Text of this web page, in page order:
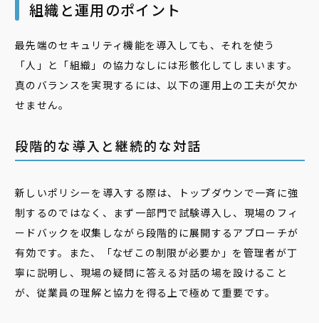
組織と運用のポイント
最先端のセキュリティ機能を導入しても、それを使う
「人」と「組織」の協力なしには形骸化してしまいます。
真のバランスを実現するには、以下の運用上の工夫が欠か
せません。
段階的な導入と継続的な対話
新しいポリシーを導入する際は、トップダウンで一斉に強
制するのではなく、まず一部門で試験導入し、現場のフィ
ードバックを収集しながら段階的に展開するアプローチが
有効です。また、「なぜこの制限が必要か」を管理者が丁
寧に説明し、現場の疑問に答える対話の場を設けること
が、従業員の理解と協力を得る上で極めて重要です。